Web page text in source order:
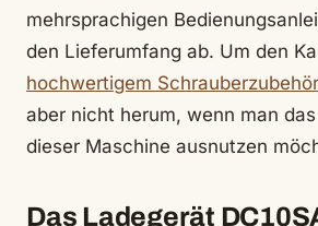
mehrsprachigen
den Lieferumfang ab. Um den
hochwertigem Schrauberzubehör
aber nicht herum, wenn man
dieser Maschine ausnutzen
Das Ladegerät